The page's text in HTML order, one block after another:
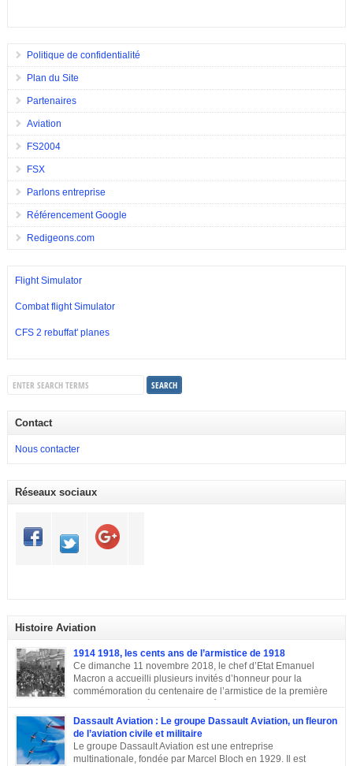
Politique de confidentialité
Plan du Site
Partenaires
Aviation
FS2004
FSX
Parlons entreprise
Référencement Google
Redigeons.com
Flight Simulator
Combat flight Simulator
CFS 2 rebuffat' planes
Contact
Nous contacter
Réseaux sociaux
Histoire Aviation
1914 1918, les cents ans de l’armistice de 1918
Ce dimanche 11 novembre 2018, le chef d’Etat Emanuel
Macron a accueilli plusieurs invités d’honneur pour la
commémoration du centenaire de l’armistice de la première
et dirigeants ont célébré la cérémonie des cents ans de l’armistice de 1918.
Après une semaine mémorielle les célébrations se sont poursuivies par
une commémoraison à l’Arc de triomphe et un discours du président
Emmanuel Macron.
Dassault Aviation : Le groupe Dassault Aviation, un fleuron
de l’aviation civile et militaire
Le groupe Dassault Aviation est une entreprise
multinationale, fondée par Marcel Bloch en 1929. Il est